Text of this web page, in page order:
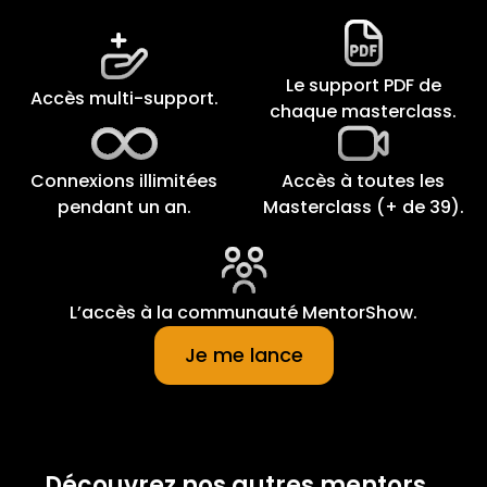
Accès multi-support.
Le support PDF de
chaque masterclass.
Connexions illimitées
pendant un an.
Accès à toutes les
Masterclass (+ de 39).
L’accès à la communauté MentorShow.
Je me lance